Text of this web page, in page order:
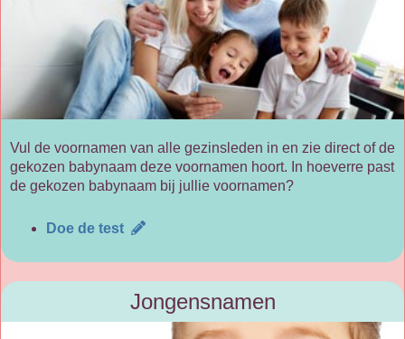
Vul de voornamen van alle gezinsleden in en zie direct of de
gekozen babynaam deze voornamen hoort. In hoeverre past
de gekozen babynaam bij jullie voornamen?
Doe de test
Jongensnamen